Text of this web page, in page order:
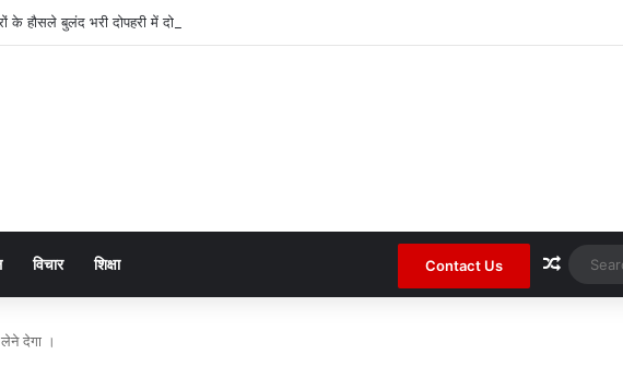
के हौसले बुलंद भरी दोपहरी में दो घरों के तोड़े ताले लाखों की नगदी ले भागे ।
विचार शिक्षा Contact Us
देगा ।